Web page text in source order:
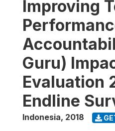
Improving
Guru)
Evaluation
Endline
Indonesia, 2018